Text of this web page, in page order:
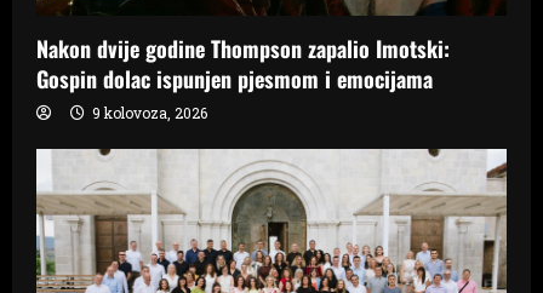
Nakon dvije godine Thompson zapalio Imotski:
Gospin dolac ispunjen pjesmom i emocijama
9 kolovoza, 2026